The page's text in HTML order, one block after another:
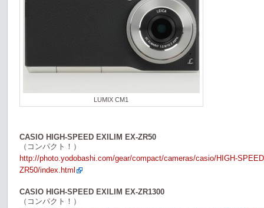
LUMIX CM1
CASIO HIGH-SPEED EXILIM EX-ZR50
（コンパクト！）
http://photo.yodobashi.com/gear/compact/cameras/casio/HIGH-
ZR50/index.html
CASIO HIGH-SPEED EXILIM EX-ZR1300
（コンパクト！）